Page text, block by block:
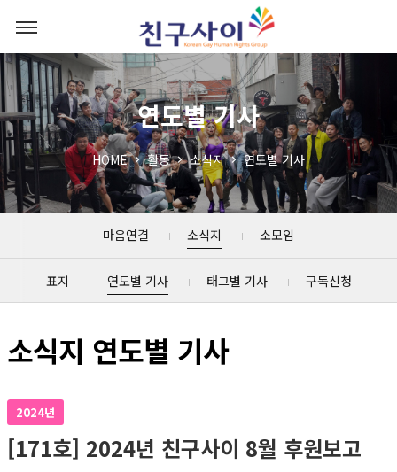
연도별 기사
HOME 활동 소식지 연도별 기사
마음연결 소식지 소모임
표지 연도별 기사 태그별 기사 구독신청
소식지 연도별 기사
2024년
[171호] 2024년 친구사이 8월 후원보고